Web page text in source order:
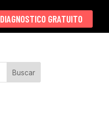
DIAGNOSTICO GRATUITO
Buscar